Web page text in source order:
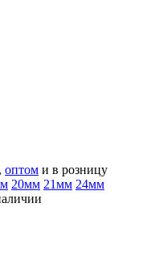
оптом и в розницу
20мм 21мм 24мм